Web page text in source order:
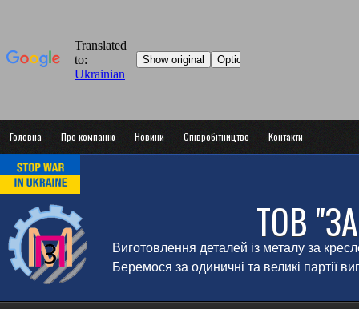
Головна Про компанію Новини Співробітництво Контакти
ТОВ
Виготовлення деталей із металу за
Беремося за одиничні та великі партії